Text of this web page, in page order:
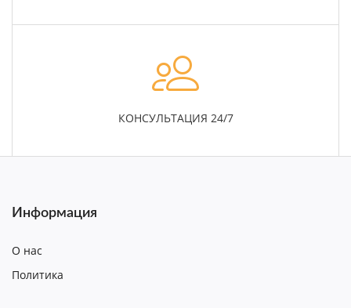
КОНСУЛЬТАЦИЯ 24/7
Информация
О нас
Политика